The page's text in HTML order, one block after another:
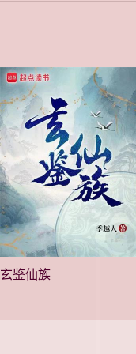
玄鉴仙族